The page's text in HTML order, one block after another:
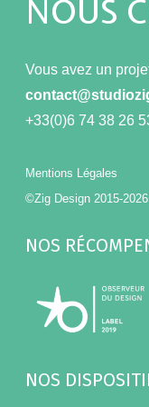
NOUS
Vous avez un
+33(0)6 74 38 26
Mentions Légales
©Zig Design 2015-
NOS
NOS